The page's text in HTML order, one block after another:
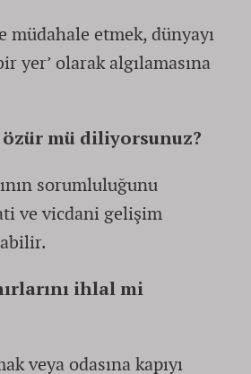
müdahale etmek, dünyayı
yer’ olarak algılamasına
mü diliyorsunuz?
sorumluluğunu
ve vicdani gelişim
ihlal mi
veya odasına kapıyı